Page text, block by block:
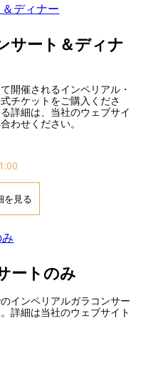
サート＆ディナ
開催されるインペリアル・
チケットをご購入くださ
詳細は、当社のウェブサイ
わせください。
を見る
ートのみ
インペリアルガラコンサー
詳細は当社のウェブサイト